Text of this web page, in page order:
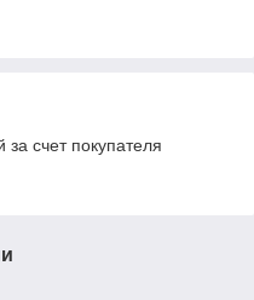
за счет покупателя